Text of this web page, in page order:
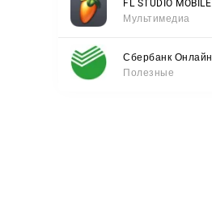
FL STUDIO MOBILE
Мультимедиа
Сбербанк Онлайн
Полезные